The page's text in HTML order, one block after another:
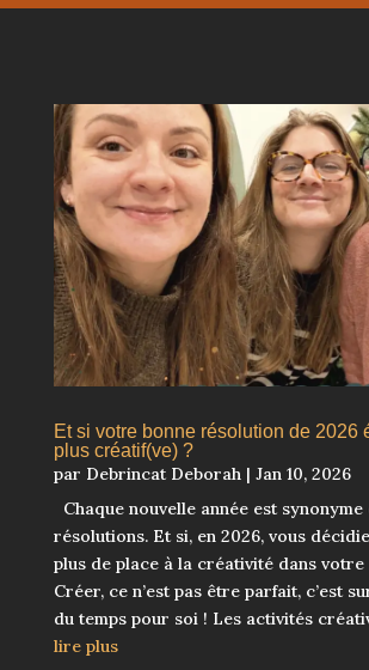
Et si votre bonne résolution de 2026
plus créatif(ve) ?
par Debrincat Deborah| Jan 10, 2026
Chaque nouvelle année est synonyme
résolutions. Et si, en 2026, vous
plus de place à la créativité dans votre
Créer, ce n’est pas être parfait, c’est
du temps pour soi ! Les activités
lire plus